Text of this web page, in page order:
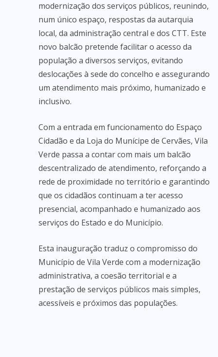
modernização dos serviços públicos, reunindo,
num único espaço, respostas da autarquia
local, da administração central e dos CTT. Este
novo balcão pretende facilitar o acesso da
população a diversos serviços, evitando
deslocações à sede do concelho e assegurando
um atendimento mais próximo, humanizado e
inclusivo.
Com a entrada em funcionamento do Espaço
Cidadão e da Loja do Munícipe de Cervães, Vila
Verde passa a contar com mais um balcão
descentralizado de atendimento, reforçando a
rede de proximidade no território e garantindo
que os cidadãos continuam a ter acesso
presencial, acompanhado e humanizado aos
serviços do Estado e do Município.
Esta inauguração traduz o compromisso do
Município de Vila Verde com a modernização
administrativa, a coesão territorial e a
prestação de serviços públicos mais simples,
acessíveis e próximos das populações.